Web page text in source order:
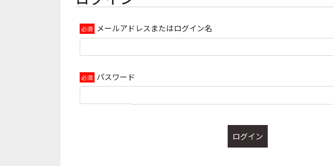
メールアドレスまたはログイン名
パスワード
ログイン